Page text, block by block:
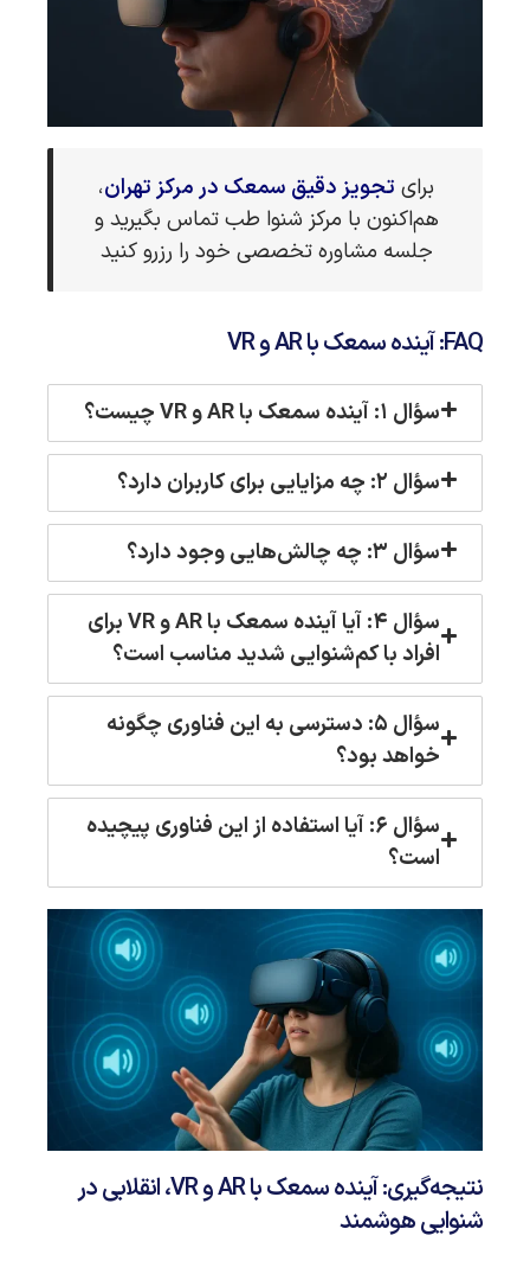
برای تجویز دقیق سمعک در مرکز تهران،
هم‌اکنون با مرکز شنوا طب تماس بگیرید و
جلسه مشاوره تخصصی خود را رزرو کنید
FAQ: آینده سمعک با AR و VR
سؤال ۱: آینده سمعک با AR و VR چیست؟
سؤال ۲: چه مزایایی برای کاربران دارد؟
سؤال ۳: چه چالش‌هایی وجود دارد؟
سؤال ۴: آیا آینده سمعک با AR و VR برای
افراد با کم‌شنوایی شدید مناسب است؟
سؤال ۵: دسترسی به این فناوری چگونه
خواهد بود؟
سؤال ۶: آیا استفاده از این فناوری پیچیده
است؟
نتیجه‌گیری: آینده سمعک با AR و VR، انقلابی در
شنوایی هوشمند